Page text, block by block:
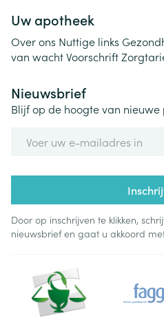
Uw apotheek
Over ons Nuttige links
van wachtVoorschrift
Nieuwsbrief
Blijf op de hoogte van
Door op inschrijven te klikken,
nieuwsbrief en gaat u akkoord